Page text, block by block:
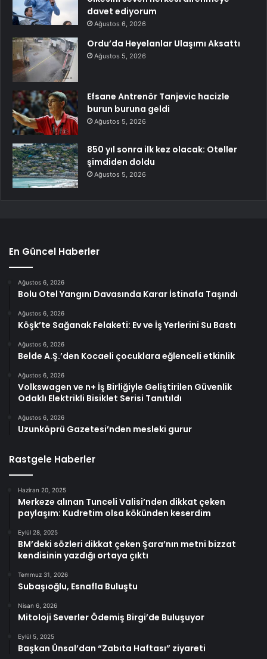
davet ediyorum
Ağustos 6, 2026
Ordu’da Heyelanlar Ulaşımı Aksattı
Ağustos 5, 2026
Efsane Antrenör Tanjevic hacizle
burun buruna geldi
Ağustos 5, 2026
850 yıl sonra ilk kez olacak: Oteller
şimdiden doldu
Ağustos 5, 2026
En Güncel Haberler
Ağustos 6, 2026
Bolu Otel Yangını Davasında Karar İstinafa Taşındı
Ağustos 6, 2026
Köşk’te Sağanak Felaketi: Ev ve İş Yerlerini Su Bastı
Ağustos 6, 2026
Belde A.Ş.’den Kocaeli çocuklara eğlenceli etkinlik
Ağustos 6, 2026
Volkswagen ve n+ İş Birliğiyle Geliştirilen Güvenlik
Odaklı Elektrikli Bisiklet Serisi Tanıtıldı
Ağustos 6, 2026
Uzunköprü Gazetesi’nden mesleki gurur
Rastgele Haberler
Haziran 20, 2025
Merkeze alınan Tunceli Valisi’nden dikkat çeken
paylaşım: Kudretim olsa kökünden keserdim
Eylül 28, 2025
BM’deki sözleri dikkat çeken Şara’nın metni bizzat
kendisinin yazdığı ortaya çıktı
Temmuz 31, 2026
Subaşıoğlu, Esnafla Buluştu
Nisan 6, 2026
Mitoloji Severler Ödemiş Birgi’de Buluşuyor
Eylül 5, 2025
Başkan Ünsal’dan “Zabıta Haftası” ziyareti